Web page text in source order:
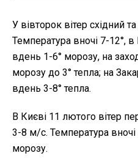
У вівторок вітер східний
Температура вночі 7-12°,
вдень 1-6° морозу, на
морозу до 3° тепла; на
вдень 3-8° тепла.
В Києві 11 лютого вітер
3-8 м/с. Температура
морозу.